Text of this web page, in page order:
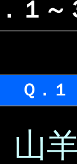
１～
Ｑ．１
山